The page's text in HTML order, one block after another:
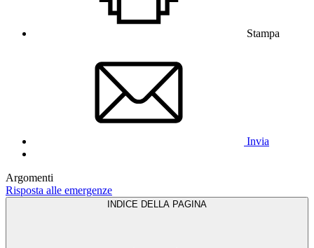
Stampa
Invia
Argomenti
Risposta alle emergenze
INDICE DELLA PAGINA